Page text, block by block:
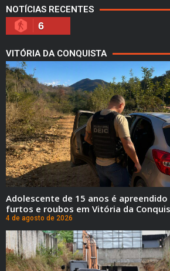
NOTÍCIAS RECENTES
6
VITÓRIA DA CONQUISTA
Adolescente de 15 anos é
furtos e roubos em Vitória da
4 de agosto de 2026